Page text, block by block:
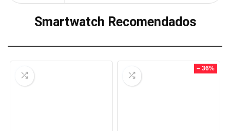
Smartwatch Recomendados
– 36%